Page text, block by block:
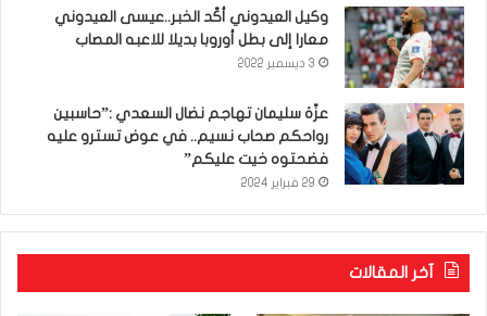
وكيل العيدوني أكّد الخبر..عيسى العيدوني
معارا إلى بطل أوروبا بديلا للاعبه المصاب
3 ديسمبر 2022
عزّة سليمان تهاجم نضال السعدي :”حاسبين
رواحكم صحاب نسيم.. في عوض تسترو عليه
فضحتوه خيت عليكم”
29 فبراير 2024
آخر المقالات